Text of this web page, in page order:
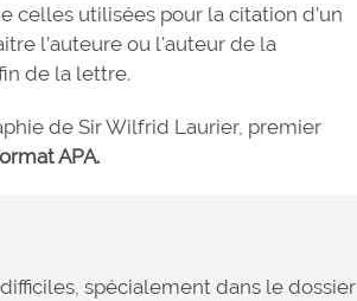
celles utilisées pour la citation d’un
l’auteure ou l'auteur de la
de la lettre.
de Sir Wilfrid Laurier, premier
APA.
spécialement dans le dossier